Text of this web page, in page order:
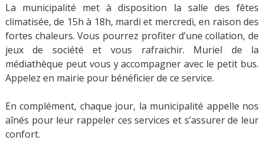
La municipalité met à disposition la salle des fêtes
climatisée, de 15h à 18h, mardi et mercredi, en raison des
fortes chaleurs. Vous pourrez profiter d’une collation, de
jeux de société et vous rafraichir. Muriel de la
médiathèque peut vous y accompagner avec le petit bus.
Appelez en mairie pour bénéficier de ce service.
En complément, chaque jour, la municipalité appelle nos
aînés pour leur rappeler ces services et s’assurer de leur
confort.